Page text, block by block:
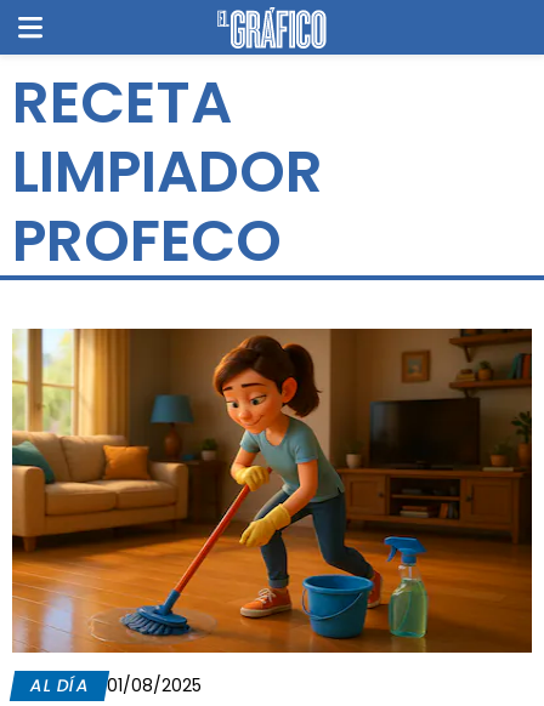
RECETA
LIMPIADOR
PROFECO
AL DÍA 01/08/2025